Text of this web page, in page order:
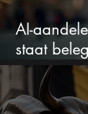
AI-
staat
te wachten